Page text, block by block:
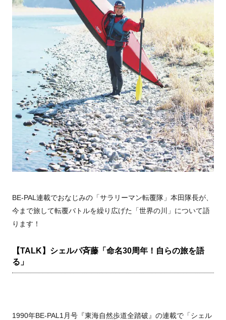
BE-PAL連載でおなじみの「サラリーマン転覆隊」本田隊長が、
今まで旅して転覆バトルを繰り広げた「世界の川」について語
ります！
【TALK】シェルパ斉藤「命名30周年！自らの旅を語
る」
1990年BE-PAL1月号『東海自然歩道全踏破』の連載で「シェル